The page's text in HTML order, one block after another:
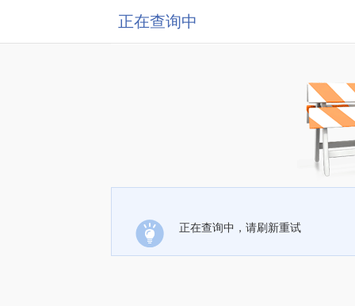
正在查询中
正在查询中，请刷新重试